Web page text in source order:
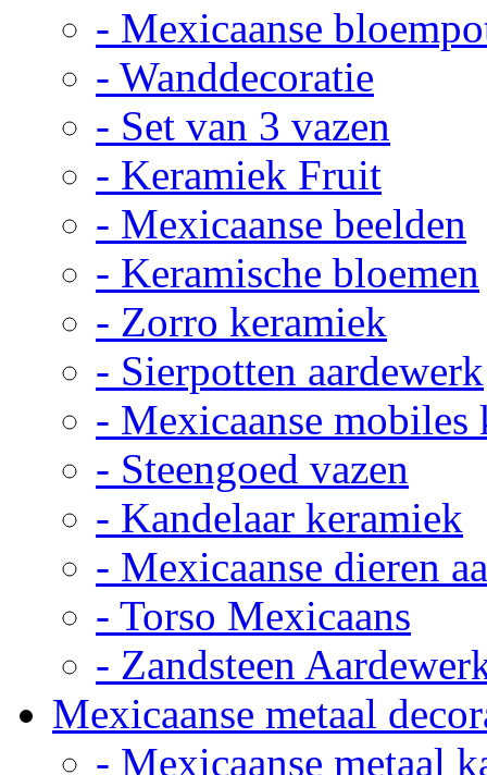
- Mexicaanse
- Wanddecoratie
- Set van 3 vazen
- Keramiek Fruit
- Mexicaanse beelden
- Keramische bloemen
- Zorro keramiek
- Sierpotten aardewerk
- Mexicaanse mobiles
- Steengoed vazen
- Kandelaar keramiek
- Mexicaanse dieren
- Torso Mexicaans
- Zandsteen
Mexicaanse metaal
- Mexicaanse metaal